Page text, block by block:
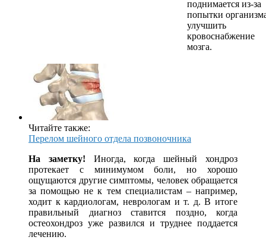
поднимается из-за
попытки
улучшить
кровоснабжение
мозга.
Читайте также:
Перелом шейного отдела позвоночника
На заметку! Иногда, когда шейный хондроз
протекает с минимумом боли, но хорошо
ощущаются другие симптомы, человек обращается
за помощью не к тем специалистам – например,
ходит к кардиологам, неврологам и т. д. В итоге
правильный диагноз ставится поздно, когда
остеохондроз уже развился и труднее поддается
лечению.